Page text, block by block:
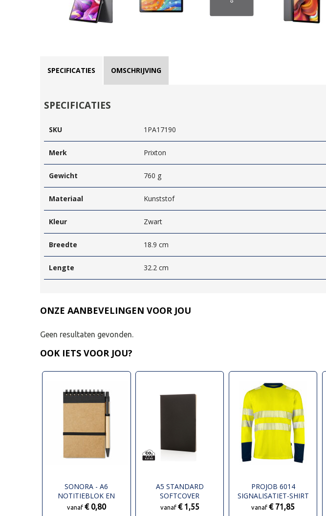
SPECIFICATIES OMSCHRIJVING
SPECIFICATIES
SKU 1PA17190
Merk Prixton
Gewicht 760 g
Materiaal Kunststof
Kleur Zwart
Breedte 18.9 cm
Lengte 32.2 cm
ONZE AANBEVELINGEN VOOR JOU
Geen resultaten gevonden.
OOK IETS VOOR JOU?
SONORA - A6
NOTITIEBLOK EN
BALPEN
vanaf € 0,80
A5 STANDARD
SOFTCOVER
NOTITIEBOEK
vanaf € 1,55
PROJOB 6014
SIGNALISATIET-SHIRT
LANGE MOUWEN EN ISO
vanaf€ 71,85